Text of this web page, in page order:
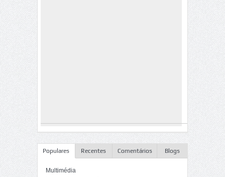
Populares Recentes Comentários Blogs
Multimédia